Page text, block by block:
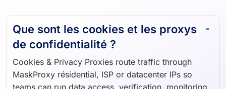
Que sont les cookies et les proxys
de confidentialité ?
Cookies & Privacy Proxies route traffic through
MaskProxy résidential, ISP or datacenter IPs so
teams can run data access, verification, monitoring